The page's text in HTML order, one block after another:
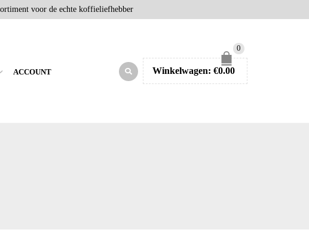
voor de echte koffieliefhebber
ACCOUNT
0
Winkelwagen: €0.00